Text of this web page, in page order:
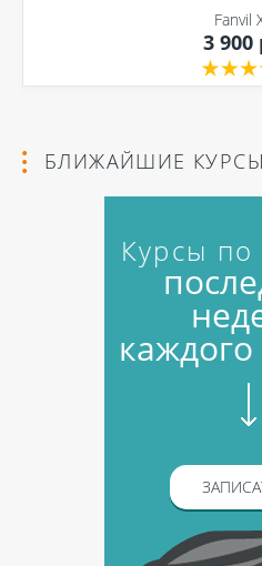
Я даю согласие на обработку
Политикой в
Fanvil
3 900
БЛИЖАЙШИЕ КУРСЫ
Курсы